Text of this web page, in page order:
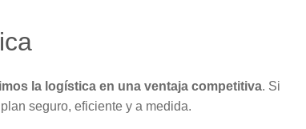
la logística en una ventaja competitiva. Si
seguro, eficiente y a medida.